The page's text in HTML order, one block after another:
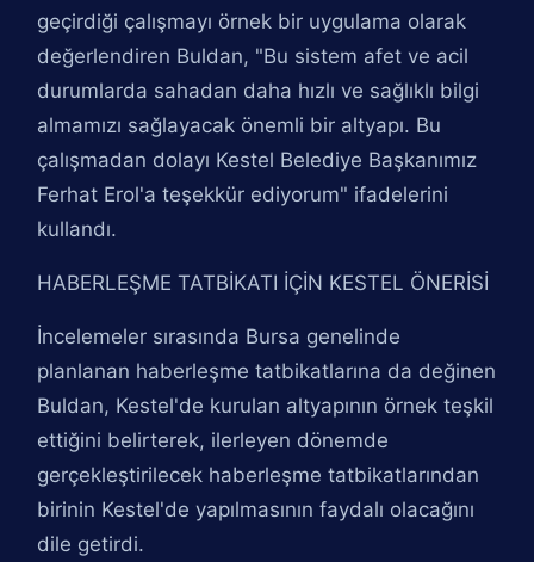
geçirdiği çalışmayı örnek bir uygulama olarak
değerlendiren Buldan, "Bu sistem afet ve acil
durumlarda sahadan daha hızlı ve sağlıklı bilgi
almamızı sağlayacak önemli bir altyapı. Bu
çalışmadan dolayı Kestel Belediye Başkanımız
Ferhat Erol'a teşekkür ediyorum" ifadelerini
kullandı.
HABERLEŞME TATBİKATI İÇİN KESTEL ÖNERİSİ
İncelemeler sırasında Bursa genelinde
planlanan haberleşme tatbikatlarına da değinen
Buldan, Kestel'de kurulan altyapının örnek teşkil
ettiğini belirterek, ilerleyen dönemde
gerçekleştirilecek haberleşme tatbikatlarından
birinin Kestel'de yapılmasının faydalı olacağını
dile getirdi.